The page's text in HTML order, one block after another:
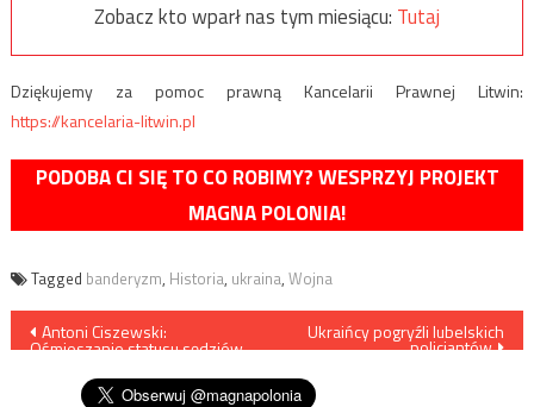
Zobacz kto wparł nas tym miesiącu: Tutaj
Dziękujemy za pomoc prawną Kancelarii Prawnej Litwin:
https://kancelaria-litwin.pl
PODOBA CI SIĘ TO CO ROBIMY? WESPRZYJ PROJEKT
MAGNA POLONIA!
Tagged banderyzm, Historia, ukraina, Wojna
Nawigacja
wpisu
Antoni Ciszewski:
Ośmieszanie statusu sędziów
Ukraińcy pogryźli lubelskich
policjantów